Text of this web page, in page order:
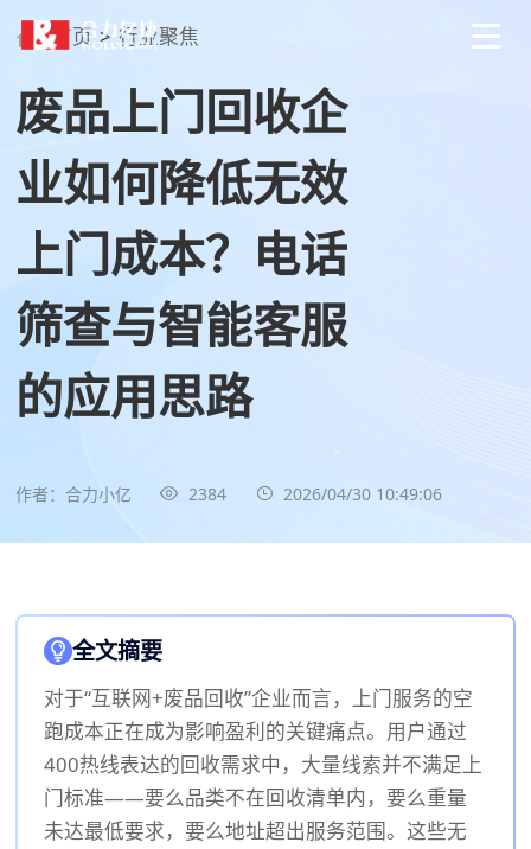
首页 > 行业聚焦
废品上门回收企
业如何降低无效
上门成本？电话
筛查与智能客服
的应用思路
作者：合力小亿 2384 2026/04/30 10:49:06
全文摘要
对于“互联网+废品回收”企业而言，上门服务的空
跑成本正在成为影响盈利的关键痛点。用户通过
400热线表达的回收需求中，大量线索并不满足上
门标准——要么品类不在回收清单内，要么重量
未达最低要求，要么地址超出服务范围。这些无